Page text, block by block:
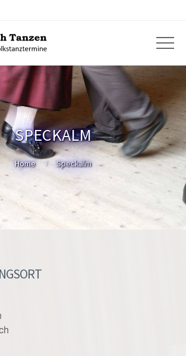
SPECKALM
Home Speckalm